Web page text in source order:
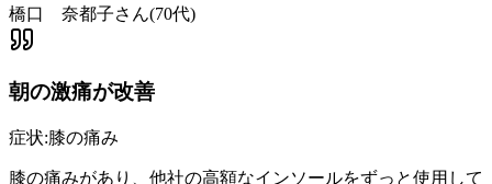
橋口 奈都子さん(70代)
朝の激痛が改善
症状:膝の痛み
膝の痛みがあり、他社の高額なインソールをずっと使用して